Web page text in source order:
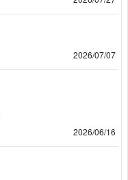
2026/07/07
2026/06/16